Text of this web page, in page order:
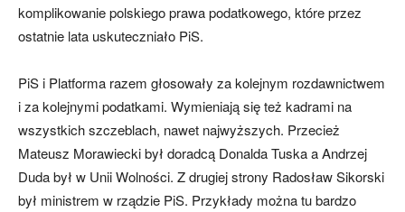
komplikowanie polskiego prawa podatkowego, które przez
ostatnie lata uskuteczniało PiS.
PiS i Platforma razem głosowały za kolejnym rozdawnictwem
i za kolejnymi podatkami. Wymieniają się też kadrami na
wszystkich szczeblach, nawet najwyższych. Przecież
Mateusz Morawiecki był doradcą Donalda Tuska a Andrzej
Duda był w Unii Wolności. Z drugiej strony Radosław Sikorski
był ministrem w rządzie PiS. Przykłady można tu bardzo